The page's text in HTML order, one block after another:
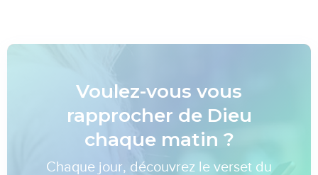
Voulez-vous vous
rapprocher de Dieu
chaque matin ?
Chaque jour, découvrez le verset du